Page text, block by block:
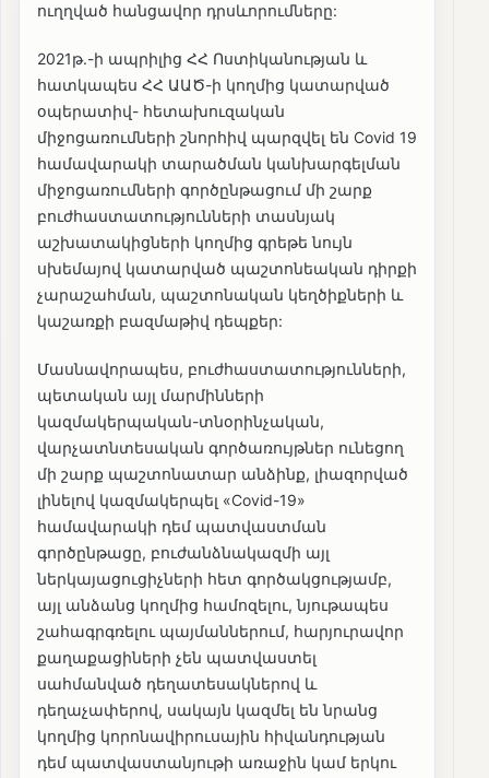
ուղղված հանցավոր դրսևորումները:
2021թ.-ի ապրիլից ՀՀ Ոստիկանության և
հատկապես ՀՀ ԱԱԾ-ի կողմից կատարված
օպերատիվ- հետախուզական
միջոցառումների շնորհիվ պարզվել են Covid 19
համավարակի տարածման կանխարգելման
միջոցառումների գործընթացում մի շարք
բուժհաստատությունների տասնյակ
աշխատակիցների կողմից գրեթե նույն
սխեմայով կատարված պաշտոնեական դիրքի
չարաշահման, պաշտոնական կեղծիքների և
կաշառքի բազմաթիվ դեպքեր:
Մասնավորապես, բուժհաստատությունների,
պետական այլ մարմինների
կազմակերպական-տնօրինչական,
վարչատնտեսական գործառույթներ ունեցող
մի շարք պաշտոնատար անձինք, լիազորված
լինելով կազմակերպել «Covid-19»
համավարակի դեմ պատվաստման
գործընթացը, բուժանձնակազմի այլ
ներկայացուցիչների հետ գործակցությամբ,
այլ անձանց կողմից համոզելու, նյութապես
շահագրգռելու պայմաններում, հարյուրավոր
քաղաքացիների չեն պատվաստել
սահմանված դեղատեսակներով և
դեղաչափերով, սակայն կազմել են նրանց
կողմից կորոնավիրուսային հիվանդության
դեմ պատվաստանյութի առաջին կամ երկու